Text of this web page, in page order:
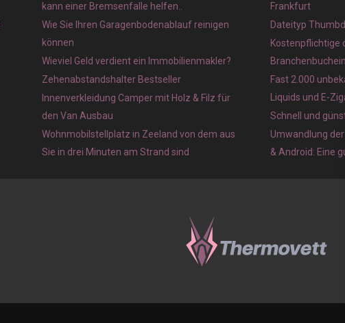
kann einer Bremsenfalle helfen..
Wie Sie Ihren Garagenbodenablauf reinigen
können
Wieviel Geld verdient ein Immobilienmakler?
Zehenabstandshalter Bestseller
Innenverkleidung Camper mit Holz & Filz für
den Van Ausbau
Wohnmobilstellplatz in Zeeland von dem aus
Sie in drei Minuten am Strand sind
Frankfurt
Dateityp
Kostenpflichtige
Fast 2.000
Liquids und E-
Schnell und
Umwandlung
& Android: Eine